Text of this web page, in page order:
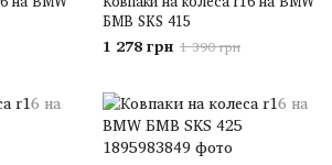
БМВ SKS 415
1 278 грн 1 390 грн